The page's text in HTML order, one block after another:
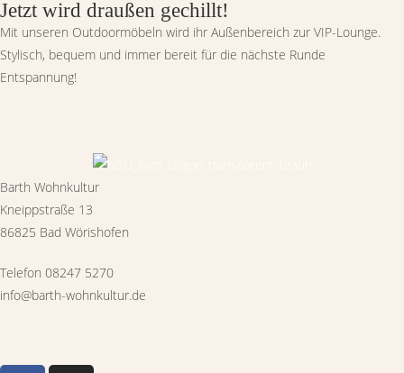
Jetzt wird draußen gechillt!
Mit unseren Outdoormöbeln wird ihr Außenbereich zur VIP-Lounge.
Stylisch, bequem und immer bereit für die nächste Runde
Entspannung!
Barth Wohnkultur
Kneippstraße 13
86825 Bad Wörishofen
Telefon 08247 5270
info@barth-wohnkultur.de